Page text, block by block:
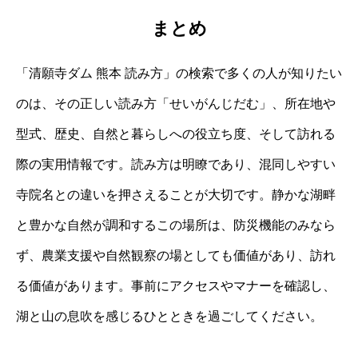
まとめ
「清願寺ダム 熊本 読み方」の検索で多くの人が知りたい
のは、その正しい読み方「せいがんじだむ」、所在地や
型式、歴史、自然と暮らしへの役立ち度、そして訪れる
際の実用情報です。読み方は明瞭であり、混同しやすい
寺院名との違いを押さえることが大切です。静かな湖畔
と豊かな自然が調和するこの場所は、防災機能のみなら
ず、農業支援や自然観察の場としても価値があり、訪れ
る価値があります。事前にアクセスやマナーを確認し、
湖と山の息吹を感じるひとときを過ごしてください。